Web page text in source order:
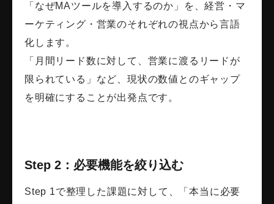
「なぜMAツールを導入するのか」を、経営・マ
ーケティング・営業のそれぞれの視点から言語
化します。
「月間リード数に対して、営業に渡るリードが
限られている」など、現状の数値とのギャップ
を明確にすることが出発点です。
Step 2：必要機能を絞り込む
Step 1で整理した課題に対して、「本当に必要